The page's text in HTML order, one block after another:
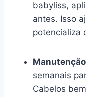
babyliss,
antes. Isso
potencializa
semanais
Cabelos